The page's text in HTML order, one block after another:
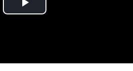
Play Video